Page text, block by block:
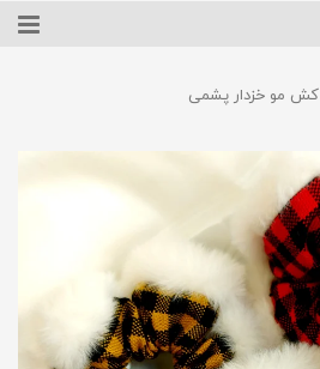
کش مو خزدار پشمی